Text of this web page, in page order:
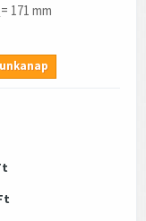
= 171 mm